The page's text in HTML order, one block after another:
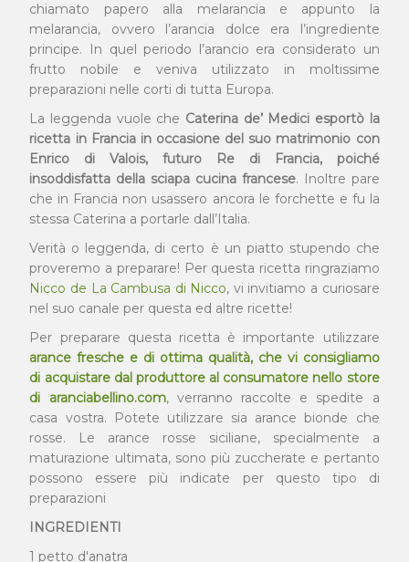
chiamato papero alla melarancia e appunto la
melarancia, ovvero l’arancia dolce era l’ingrediente
principe. In quel periodo l’arancio era considerato un
frutto nobile e veniva utilizzato in moltissime
preparazioni nelle corti di tutta Europa.
La leggenda vuole che Caterina de’ Medici esportò la
ricetta in Francia in occasione del suo matrimonio con
Enrico di Valois, futuro Re di Francia, poiché
insoddisfatta della sciapa cucina francese. Inoltre pare
che in Francia non usassero ancora le forchette e fu la
stessa Caterina a portarle dall’Italia.
Verità o leggenda, di certo è un piatto stupendo che
proveremo a preparare! Per questa ricetta ringraziamo
Nicco de La Cambusa di Nicco, vi invitiamo a curiosare
nel suo canale per questa ed altre ricette!
Per preparare questa ricetta è importante utilizzare
arance fresche e di ottima qualità, che vi consigliamo
di acquistare dal produttore al consumatore nello store
di aranciabellino.com, verranno raccolte e spedite a
casa vostra. Potete utilizzare sia arance bionde che
rosse. Le arance rosse siciliane, specialmente a
maturazione ultimata, sono più zuccherate e pertanto
possono essere più indicate per questo tipo di
preparazioni
INGREDIENTI
1 petto d'anatra